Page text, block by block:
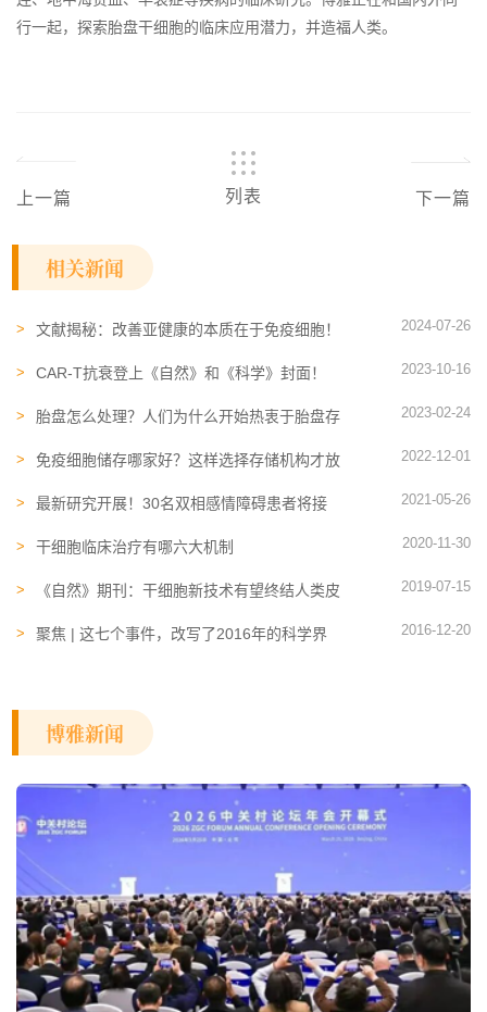
行一起，探索胎盘干细胞的临床应用潜力，并造福人类。
上一篇 列表 下一篇
相关新闻
文献揭秘：改善亚健康的本质在于免疫细胞！
2024-07-26
CAR-T抗衰登上《自然》和《科学》封面！
2023-10-16
胎盘怎么处理？人们为什么开始热衷于胎盘存
2023-02-24
免疫细胞​储存哪家好？这样选择存储机构才放
2022-12-01
最新研究开展！30名双相感情障碍患者将接
2021-05-26
干细胞临床治疗有哪六大机制 2020-11-30
《自然》期刊：干细胞新技术有望终结人类皮
2019-07-15
聚焦 | 这七个事件，改写了2016年的科学界 2016-12-20
博雅新闻